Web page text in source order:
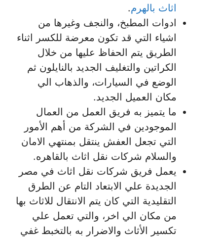
اثاث بالهرم.
ادوات المطبخ، والنجف وغيرها من
اشياء التي قد تكون معرضة للكسر اثناء
الطريق يتم الحفاظ عليها من خلال
الكراتين والتغليف الجديد بالنايلون ثم
الوضع في السيارات، والذهاب الي
مكان العميل الجديد.
ما يتميز به فريق العمل من العمال
الموجودين في الشركة من أهم الأمور
التي تجعل العفش ينتقل بمنتهي الامان
والسلام شركات نقل اثاث بالقاهره.
يعمل فريق شركات نقل اثاث في مصر
الجديدة علي الابتعاد التام عن الطرق
التقليدية التي كان يتم الانتقال للاثاث بها
من مكان الي اخر، والتي تعمل علي
تكسير الأثاث والاضرار به بالتخبط غفي